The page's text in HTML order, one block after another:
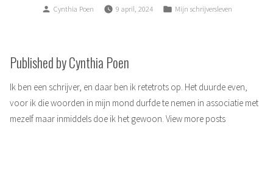
Posted
Cynthia Poen 9 april, 2024
Posted
Mijn schrijversleven
Published by Cynthia Poen
Ik ben een schrijver, en daar ben ik retetrots op. Het duurde even,
voor ik die woorden in mijn mond durfde te nemen in associatie met
mezelf maar inmiddels doe ik het gewoon. View more posts